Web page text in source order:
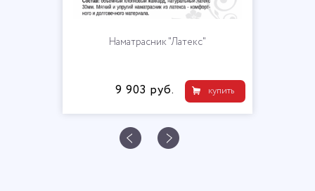
Наматрасник "Латекс"
купить
9 903 руб.